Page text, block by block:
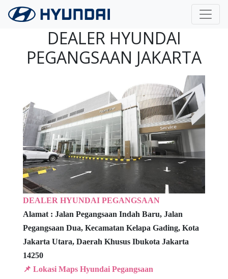
Langsung ke konten utama
DEALER HYUNDAI
PEGANGSAAN JAKARTA
DEALER HYUNDAI PEGANGSAAN
Alamat : Jalan Pegangsaan Indah Baru, Jalan
Pegangsaan Dua, Kecamatan Kelapa Gading, Kota
Jakarta Utara, Daerah Khusus Ibukota Jakarta
14250
📌 Lokasi Maps Hyundai Pegangsaan